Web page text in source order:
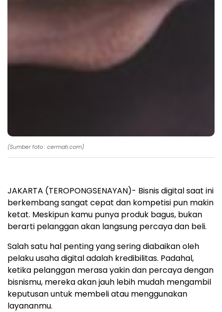
(Sumber foto : cermati.com)
JAKARTA (TEROPONGSENAYAN)- Bisnis digital saat ini
berkembang sangat cepat dan kompetisi pun makin
ketat. Meskipun kamu punya produk bagus, bukan
berarti pelanggan akan langsung percaya dan beli.
Salah satu hal penting yang sering diabaikan oleh
pelaku usaha digital adalah kredibilitas. Padahal,
ketika pelanggan merasa yakin dan percaya dengan
bisnismu, mereka akan jauh lebih mudah mengambil
keputusan untuk membeli atau menggunakan
layananmu.